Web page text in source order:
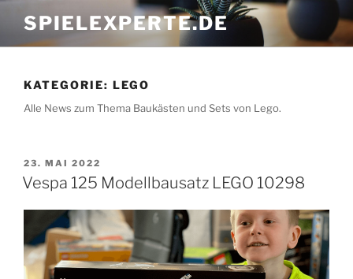
Inhalt
springen
SPIELEXPERTE.DE
KATEGORIE: LEGO
Alle News zum Thema Baukästen und Sets von Lego.
VERÖFFENTLICHT
AM
23. MAI 2022
Vespa 125 Modellbausatz LEGO 10298